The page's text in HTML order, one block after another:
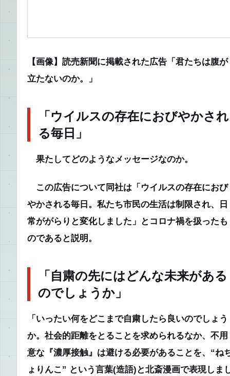
【画像】読売新聞に掲載された広告「君たちは腹が
立たないのか。」
「ウイルスの存在におびやかされ
る毎日」
果たしてどのようなメッセージなのか。
この広告について同社は「ウイルスの存在におび
やかされる毎日。私たち市民の生活は制限され、日
常ががらりと変化しました」とコロナ禍を扱ったも
のであると説明。
「自粛の先にはどんな未来がある
のでしょうか」
「いったい何をどこまで自粛したら良いのでしょう
か。社会的距離をとることを求められるなか、不用
意な『濃厚接触』は避ける必要があることを、“ね
ょりんこ” という言葉(造語)と北斎漫画で表現しま